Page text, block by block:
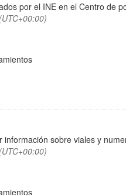
por el INE en el Centro de
sobre viales y